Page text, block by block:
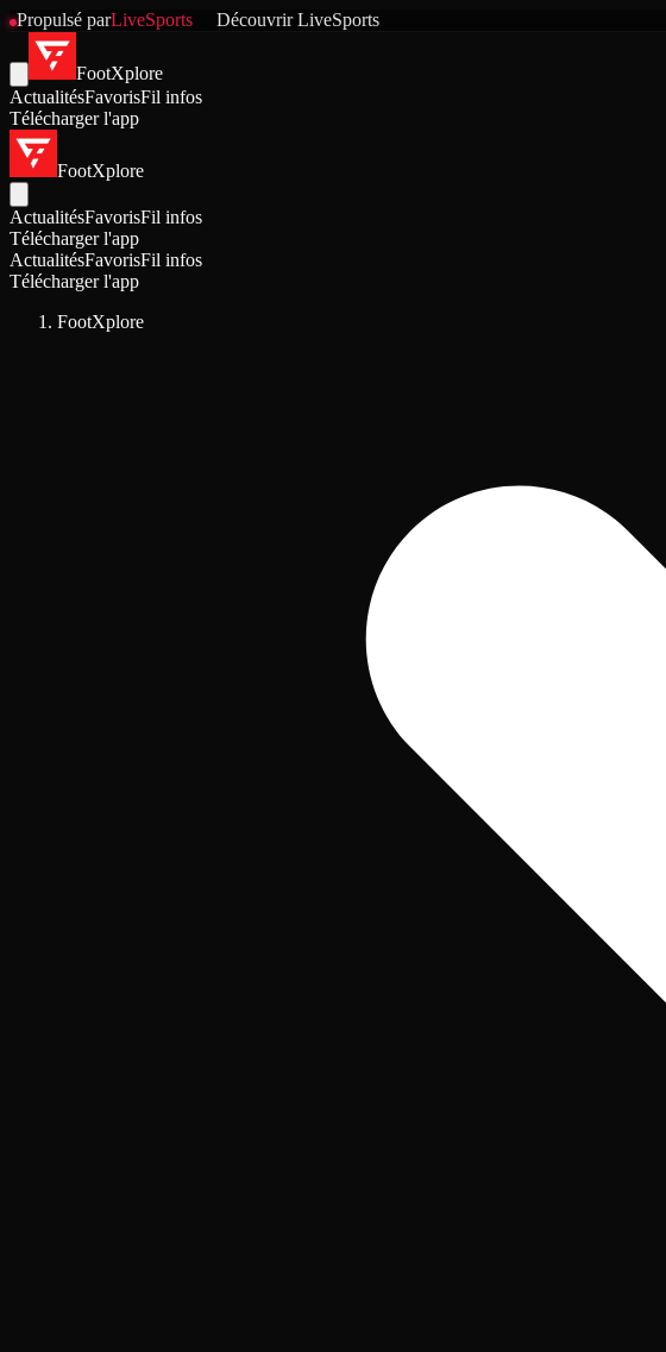
Propulsé parLiveSports DécouvrirLiveSports
FootXplore
ActualitésFavorisFil infos
Télécharger l'app
FootXplore
ActualitésFavorisFil infos
Télécharger l'app
ActualitésFavorisFil infos
Télécharger l'app
FootXplore